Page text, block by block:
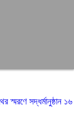
স্মরণে সদ্ধর্মানুষ্ঠান ১৬